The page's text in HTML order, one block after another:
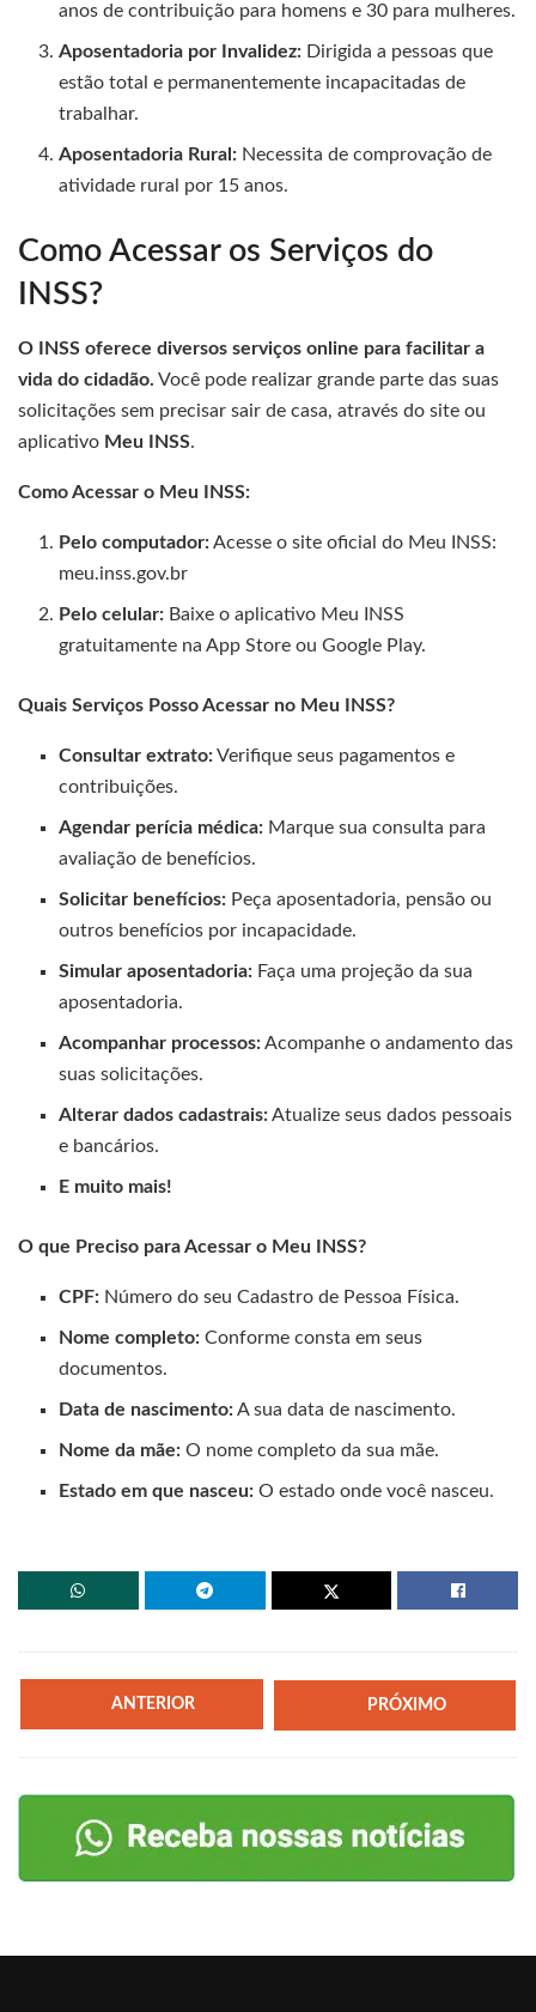
anos de contribuição para homens e 30 para mulheres.
Aposentadoria por Invalidez: Dirigida a pessoas que
estão total e permanentemente incapacitadas de
trabalhar.
Aposentadoria Rural: Necessita de comprovação de
atividade rural por 15 anos.
Como Acessar os Serviços do
INSS?
O INSS oferece diversos serviços online para facilitar a
vida do cidadão. Você pode realizar grande parte das suas
solicitações sem precisar sair de casa, através do site ou
aplicativo Meu INSS.
Como Acessar o Meu INSS:
Pelo computador:Acesse o site oficial do Meu INSS:
meu.inss.gov.br
Pelo celular: Baixe o aplicativo Meu INSS
gratuitamente na App Store ou Google Play.
Quais Serviços Posso Acessar no Meu INSS?
Consultar extrato:Verifique seus pagamentos e
contribuições.
Agendar perícia médica: Marque sua consulta para
avaliação de benefícios.
Solicitar benefícios: Peça aposentadoria, pensão ou
outros benefícios por incapacidade.
Simular aposentadoria: Faça uma projeção da sua
aposentadoria.
Acompanhar processos:Acompanhe o andamento das
suas solicitações.
Alterar dados cadastrais:Atualize seus dados pessoais
e bancários.
E muito mais!
O que Preciso para Acessar o Meu INSS?
CPF: Número do seu Cadastro de Pessoa Física.
Nome completo: Conforme consta em seus
documentos.
Data de nascimento:A sua data de nascimento.
Nome da mãe: O nome completo da sua mãe.
Estado em que nasceu: O estado onde você nasceu.
ANTERIOR PRÓXIMO